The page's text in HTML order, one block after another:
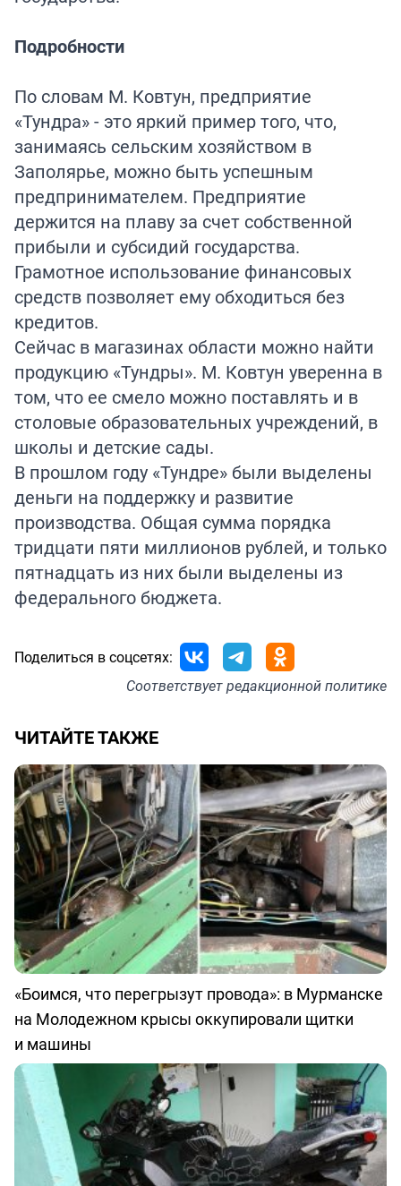
Подробности
По словам М. Ковтун, предприятие
«Тундра» - это яркий пример того, что,
занимаясь сельским хозяйством в
Заполярье, можно быть успешным
предпринимателем. Предприятие
держится на плаву за счет собственной
прибыли и субсидий государства.
Грамотное использование финансовых
средств позволяет ему обходиться без
кредитов.
Сейчас в магазинах области можно найти
продукцию «Тундры». М. Ковтун уверенна в
том, что ее смело можно поставлять и в
столовые образовательных учреждений, в
школы и детские сады.
В прошлом году «Тундре» были выделены
деньги на поддержку и развитие
производства. Общая сумма порядка
тридцати пяти миллионов рублей, и только
пятнадцать из них были выделены из
федерального бюджета.
Поделиться в соцсетях:
Соответствуетредакционной политике
ЧИТАЙТЕ ТАКЖЕ
«Боимся, что перегрызут провода»: в Мурманске
на Молодежном крысы оккупировали щитки
и машины